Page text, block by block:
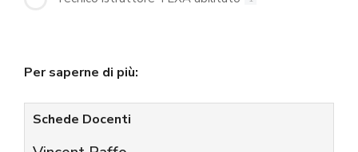
Per saperne di più:
Schede Docenti